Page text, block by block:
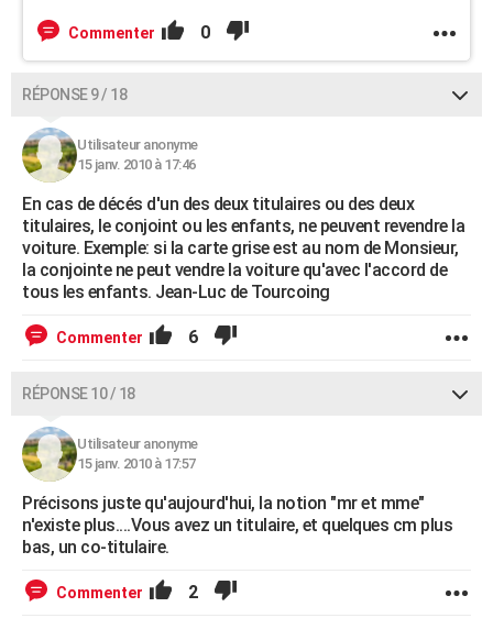
Commenter 0
RÉPONSE 9 / 18
Utilisateur anonyme
15 janv. 2010 à 17:46
En cas de décés d'un des deux titulaires ou des deux
titulaires, le conjoint ou les enfants, ne peuvent revendre la
voiture. Exemple: si la carte grise est au nom de Monsieur,
la conjointe ne peut vendre la voiture qu'avec l'accord de
tous les enfants. Jean-Luc de Tourcoing
Commenter 6
RÉPONSE 10 / 18
Utilisateur anonyme
15 janv. 2010 à 17:57
Précisons juste qu'aujourd'hui, la notion "mr et mme"
n'existe plus....Vous avez un titulaire, et quelques cm plus
bas, un co-titulaire.
Commenter 2